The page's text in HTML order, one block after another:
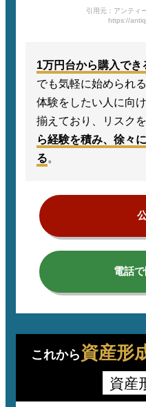
引用元：アンティ
https://
1万円台から購入でき
でも気軽に始められ
体験をしたい人に向
揃えており、リスク
ら経験を積み、徐々
る。
電話
これから資産形
資産